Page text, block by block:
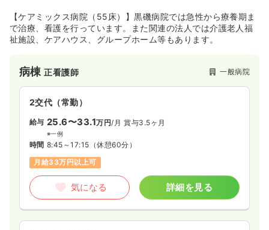
【ケアミックス病院（55床）】黒磯病院では急性から療養期ま
で治療、看護を行っています。また関連の法人では介護老人福
祉施設、ケアハウス、グループホーム等もあります。
病棟正看護師 一般病院
2交代（常勤）
給与 25.6〜33.1万円/月 賞与3.5ヶ月
※一例
時間 8:45～17:15 （休憩60分）
月給33万円以上可
気になる 詳細を見る